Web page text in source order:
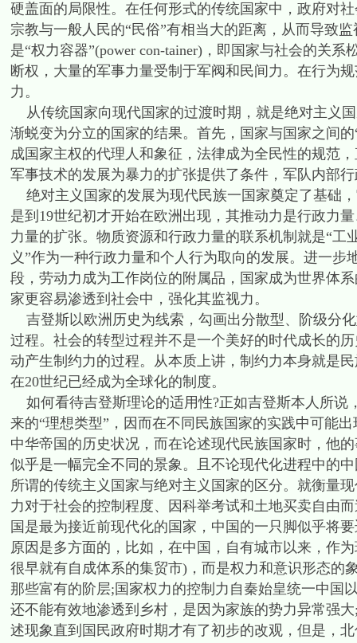
硬盖面的局限性。在任何形式的传统国家中，政府对
宗教与一般人民的“民俗”有相当大的距离，从而导致
是“权力容器”(power con-tainer)，即国家与社会的关
断权，大量的军事力量受制于军阀和民间力。在行为
力。
从传统国家向现代国家的过渡时期，就是绝对主义
渐蜕变为分立的国家的结果。首先，国家与国家之间
成国家主权的代理人和象征，法律成为全民性的规范
军事技术的发展为暴力的扩张提供了条件，军队内部
绝对主义国家的发展为现代民族一国家奠定了基础
是到19世纪初才开始在欧洲出现，其推动力是行政力
力量的扩张。物质资源和行政力量的联系机制就是“
义”作为一种行政力量和个人行为取向的发展。进一
段，劳动力成为工作岗位的附属品，国家成为世界体
家更容易渗透到社会中，强化其监视力。
吉登斯以欧洲历史为线索，勾画出分散型、阶级分
过程。社会的转型过程并不是一个美好的时代成长的
动产生制约力的过程。从本质上讲，制约力本身就是
在20世纪已经成为全球化的制度。
如何看待吉登斯理论的适用性?正如吉登斯本人所说
来的“理想类型”，因而在不同民族国家的实践中可能
中华帝国的历史状况，而在论述现代民族国家时，他
似乎是一幅完全不同的景象。且不论现代化进程中的
所谓的传统主义国家与绝对主义国家的区分。就衡量
力对于社会的控制程度、因科举考试和土地买卖自由
国是最为接近前现代化的国家，中国的一只脚似乎将
原因是多方面的，比如，在中国，自有城市以来，作
很早就有自成体系的集贸市)，而是权力和意识形态的
那些富有的阶层;国家权力的控制力自秦始皇统一中国
还不能有效地渗透到乡村，是因为家族的势力异常强
述现象直到国民政府时期才有了初步的改观，但是，